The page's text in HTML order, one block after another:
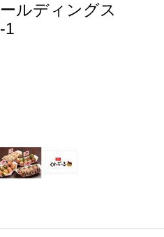
ルディングス
1